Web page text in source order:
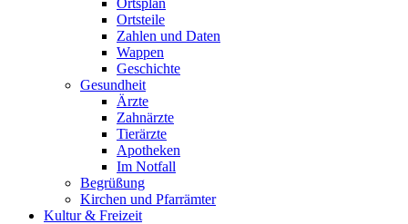
Ortsplan
Ortsteile
Zahlen und Daten
Wappen
Geschichte
Gesundheit
Ärzte
Zahnärzte
Tierärzte
Apotheken
Im Notfall
Begrüßung
Kirchen und Pfarrämter
Kultur & Freizeit